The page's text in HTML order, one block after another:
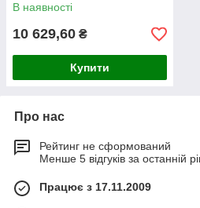
В наявності
10 629,60 ₴
Купити
Про нас
Рейтинг не сформований
Менше 5 відгуків за останній
Працює з 17.11.2009